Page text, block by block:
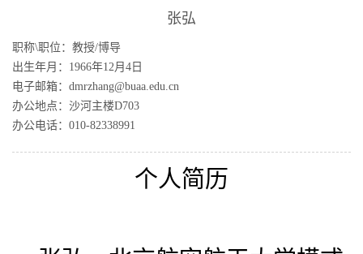
张弘
职称\职位：教授/博导
出生年月：1966年12月4日
电子邮箱：dmrzhang@buaa.edu.cn
办公地点：沙河主楼D703
办公电话：010-82338991
个人简历